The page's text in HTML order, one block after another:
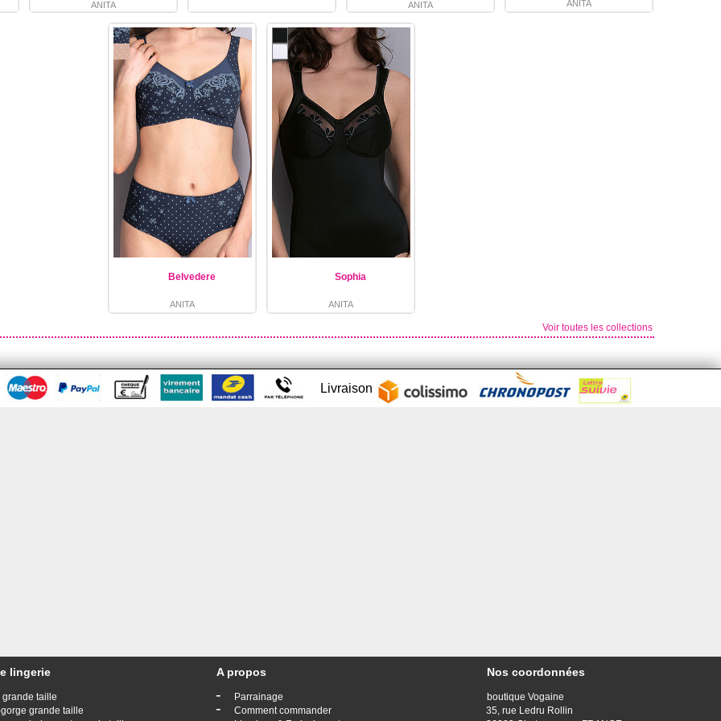
ANITA ANITA ANITA
Belvedere
ANITA
Sophia
ANITA
Voir toutes les collections
Livraison
lingerie
grande taille
grande taille
A propos
- Parrainage
- Comment commander
Nos coordonnées
boutique Vogaine
35, rue Ledru Rollin